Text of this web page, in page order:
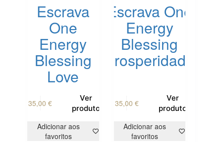
Escrava
One
Energy
Blessing
Love
35,00€
Ver
produto
Adicionar aos
favoritos
Escrava One
Energy
Blessing
Prosperidade
35,00 €
Ver
produto
Adicionar aos
favoritos